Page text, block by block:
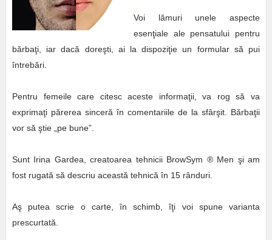
Voi lămuri unele aspecte
esenţiale ale pensatului pentru
bărbaţi, iar dacă doreşti, ai la dispoziţie un formular să pui
întrebări.
Pentru femeile care citesc aceste informaţii, va rog să va
exprimaţi părerea sinceră în comentariile de la sfârşit. Bărbaţii
vor să ştie „pe bune”.
Sunt Irina Gardea, creatoarea tehnicii BrowSym ® Men şi am
fost rugată să descriu această tehnică în 15 rânduri.
Aş putea scrie o carte, în schimb, îţi voi spune varianta
prescurtată.